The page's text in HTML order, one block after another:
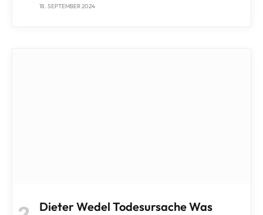
18. SEPTEMBER 2024
Dieter Wedel Todesursache Was